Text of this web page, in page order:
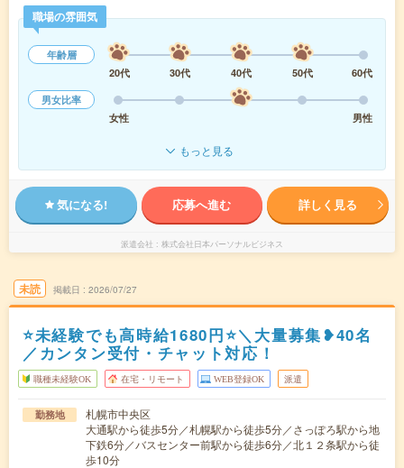
職場の雰囲気
年齢層
20代
30代 40代 50代
60代
男女比率
女性
男性
もっと見る
気になる! 応募へ進む 詳しく見る
派遣会社 株式会社日本パーソナルビジネス
未読 掲載日 2026/07/27
⭐未経験でも高時給1680円⭐＼大量募集❥40名
／カンタン受付・チャット対応！
職種未経験OK 在宅・リモート WEB登録OK 派遣
勤務地
札幌市中央区
大通駅から徒歩5分／札幌駅から徒歩5分／さっぽろ駅から地
下鉄6分／バスセンター前駅から徒歩6分／北１２条駅から徒
歩10分